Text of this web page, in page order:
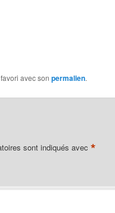
avec son permalien.
sont indiqués avec *